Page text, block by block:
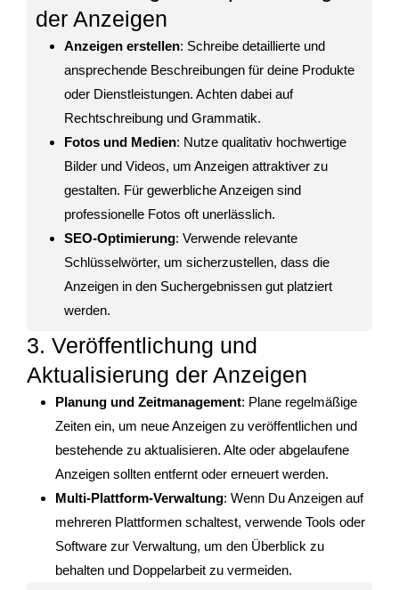
der Anzeigen
Anzeigen erstellen: Schreibe detaillierte und
ansprechende Beschreibungen für deine Produkte
oder Dienstleistungen. Achten dabei auf
Rechtschreibung und Grammatik.
Fotos und Medien: Nutze qualitativ hochwertige
Bilder und Videos, um Anzeigen attraktiver zu
gestalten. Für gewerbliche Anzeigen sind
professionelle Fotos oft unerlässlich.
SEO-Optimierung: Verwende relevante
Schlüsselwörter, um sicherzustellen, dass die
Anzeigen in den Suchergebnissen gut platziert
werden.
3. Veröffentlichung und
Aktualisierung der Anzeigen
Planung und Zeitmanagement: Plane regelmäßige
Zeiten ein, um neue Anzeigen zu veröffentlichen und
bestehende zu aktualisieren. Alte oder abgelaufene
Anzeigen sollten entfernt oder erneuert werden.
Multi-Plattform-Verwaltung: Wenn Du Anzeigen auf
mehreren Plattformen schaltest, verwende Tools oder
Software zur Verwaltung, um den Überblick zu
behalten und Doppelarbeit zu vermeiden.